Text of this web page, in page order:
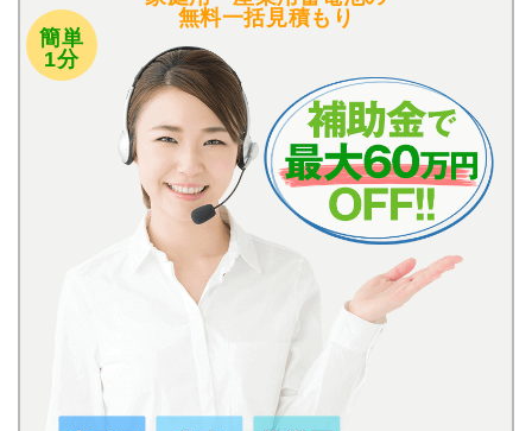
無料一括見積もり